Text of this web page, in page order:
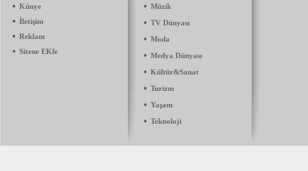
• Künye
• İletişim
• Reklam
• Sitene EKle
• Müzik
• TV Dünyası
• Moda
• Medya Dünyası
• Kültür&Sanat
• Turizm
• Yaşam
• Teknoloji